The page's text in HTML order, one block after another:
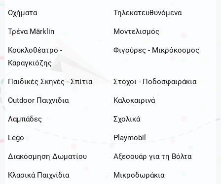
Οχήματα Τηλεκατευθυνόμενα
Τρένα Märklin Μοντελισμός
Κουκλοθέατρο -
Καραγκιόζης
Φιγούρες - Μικρόκοσμος
Παιδικές Σκηνές - Σπίτια Στόχοι - Ποδοσφαιράκια
Outdoor Παιχνιδια Καλοκαιρινά
Λαμπάδες Σχολικά
Lego Playmobil
Διακόσμηση Δωματίου Αξεσουάρ για τη Βόλτα
Κλασικά Παιχνίδια Μικροδωράκια